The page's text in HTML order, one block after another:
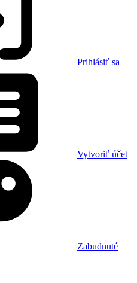
Prihlásiť sa
Vytvoriť účet
Zabudnuté